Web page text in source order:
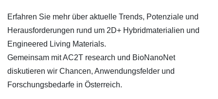
Erfahren Sie mehr über aktuelle Trends, Potenziale und
Herausforderungen rund um 2D+ Hybridmaterialien und
Engineered Living Materials.
Gemeinsam mit AC2T research und BioNanoNet
diskutieren wir Chancen, Anwendungsfelder und
Forschungsbedarfe in Österreich.